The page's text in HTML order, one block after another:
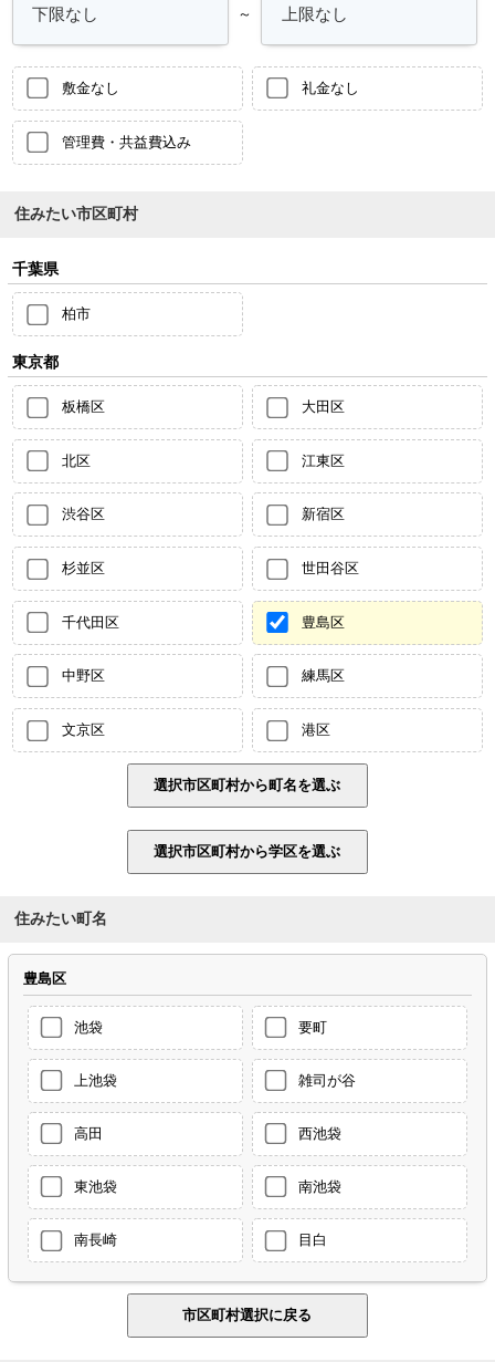
～
敷金なし 礼金なし
管理費・共益費込み
住みたい市区町村
千葉県
柏市
東京都
板橋区 大田区
北区 江東区
渋谷区 新宿区
杉並区 世田谷区
千代田区 豊島区
中野区 練馬区
文京区 港区
住みたい町名
豊島区
池袋 要町
上池袋 雑司が谷
高田 西池袋
東池袋 南池袋
南長崎 目白